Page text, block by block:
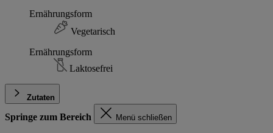
Ernährungsform
Vegetarisch
Ernährungsform
Laktosefrei
Zutaten
Springe zum Bereich Menü schließen